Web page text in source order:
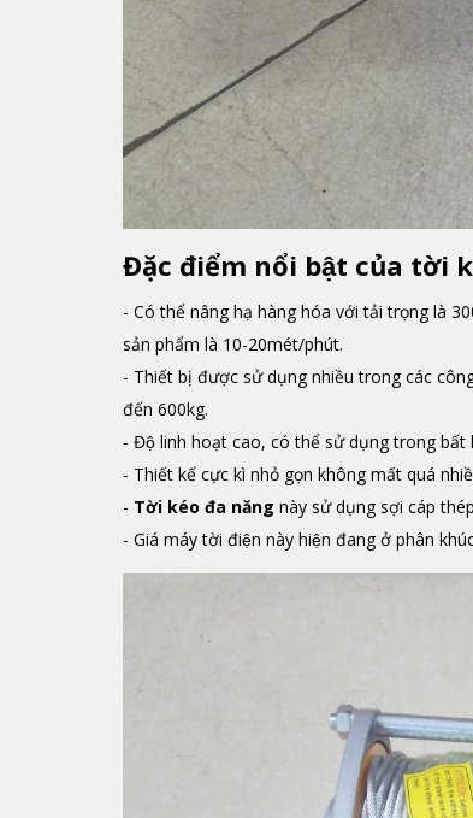
Đặc điểm nổi bật của tời
- Có thể nâng hạ hàng hóa với tải trọng là
sản phẩm là 10-20mét/phút.
- Thiết bị được sử dụng nhiều trong các
đến 600kg.
- Độ linh hoạt cao, có thể sử dụng trong
- Thiết kế cực kì nhỏ gọn không mất quá
- Tời kéo đa năng này sử dụng sợi cáp
- Giá máy tời điện này hiện đang ở phân